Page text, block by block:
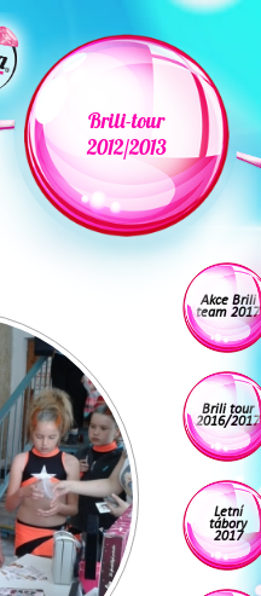
Brili-tour
2012/2013
Akce Brili
team 2017
Brili tour
2016/2017
Letní
tábory
2017